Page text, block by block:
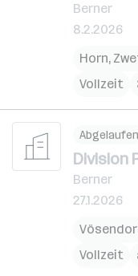
Berner
8.2.2026
Horn,
Vollzeit
Abgelaufen
Division
Berner
27.1.2026
Vollzeit